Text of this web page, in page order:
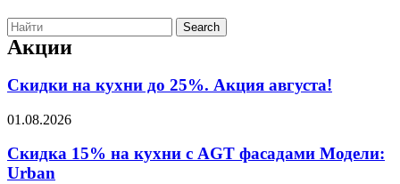
Search
Акции
Скидки на кухни до 25%. Акция августа!
01.08.2026
Скидка 15% на кухни с AGT фасадами Модели:
Urban